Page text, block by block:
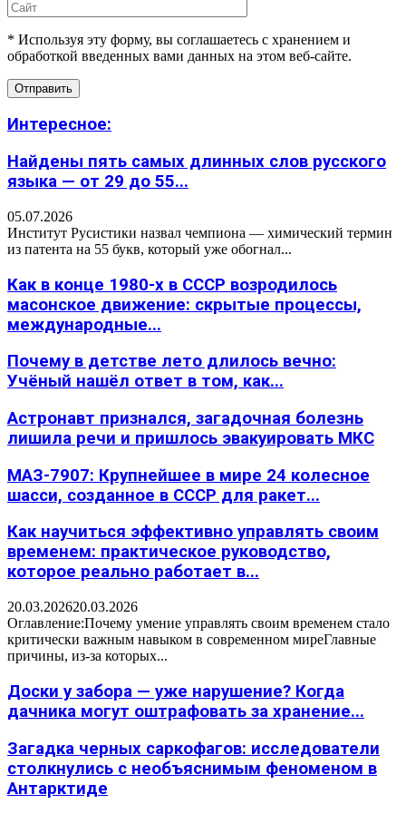
* Используя эту форму, вы соглашаетесь с хранением и
обработкой введенных вами данных на этом веб-сайте.
Интересное:
Найдены пять самых длинных слов русского
языка — от 29 до 55...
05.07.2026
Институт Русистики назвал чемпиона — химический термин
из патента на 55 букв, который уже обогнал...
Как в конце 1980-х в СССР возродилось
масонское движение: скрытые процессы,
международные...
Почему в детстве лето длилось вечно:
Учёный нашёл ответ в том, как...
Астронавт признался, загадочная болезнь
лишила речи и пришлось эвакуировать МКС
МАЗ-7907: Крупнейшее в мире 24 колесное
шасси, созданное в СССР для ракет...
Как научиться эффективно управлять своим
временем: практическое руководство,
которое реально работает в...
20.03.202620.03.2026
Оглавление:Почему умение управлять своим временем стало
критически важным навыком в современном миреГлавные
причины, из-за которых...
Доски у забора — уже нарушение? Когда
дачника могут оштрафовать за хранение...
Загадка черных саркофагов: исследователи
столкнулись с необъяснимым феноменом в
Антарктиде